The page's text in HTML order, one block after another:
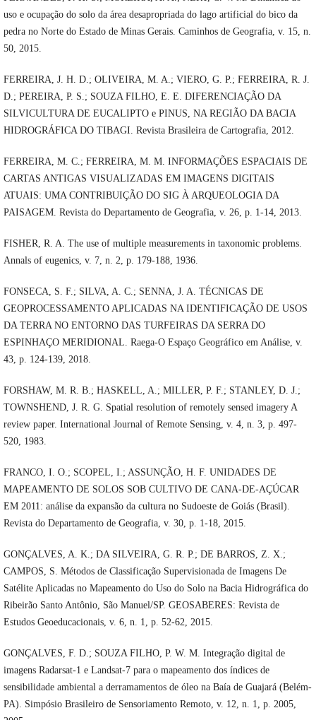
uso e ocupação do solo da área desapropriada do lago artificial do bico da
pedra no Norte do Estado de Minas Gerais. Caminhos de Geografia, v. 15, n.
50, 2015.
FERREIRA, J. H. D.; OLIVEIRA, M. A.; VIERO, G. P.; FERREIRA, R. J.
D.; PEREIRA, P. S.; SOUZA FILHO, E. E. DIFERENCIAÇÃO DA
SILVICULTURA DE EUCALIPTO e PINUS, NA REGIÃO DA BACIA
HIDROGRÁFICA DO TIBAGI. Revista Brasileira de Cartografia, 2012.
FERREIRA, M. C.; FERREIRA, M. M. INFORMAÇÕES ESPACIAIS DE
CARTAS ANTIGAS VISUALIZADAS EM IMAGENS DIGITAIS
ATUAIS: UMA CONTRIBUIÇÃO DO SIG À ARQUEOLOGIA DA
PAISAGEM. Revista do Departamento de Geografia, v. 26, p. 1-14, 2013.
FISHER, R. A. The use of multiple measurements in taxonomic problems.
Annals of eugenics, v. 7, n. 2, p. 179-188, 1936.
FONSECA, S. F.; SILVA, A. C.; SENNA, J. A. TÉCNICAS DE
GEOPROCESSAMENTO APLICADAS NA IDENTIFICAÇÃO DE USOS
DA TERRA NO ENTORNO DAS TURFEIRAS DA SERRA DO
ESPINHAÇO MERIDIONAL. Raega-O Espaço Geográfico em Análise, v.
43, p. 124-139, 2018.
FORSHAW, M. R. B.; HASKELL, A.; MILLER, P. F.; STANLEY, D. J.;
TOWNSHEND, J. R. G. Spatial resolution of remotely sensed imagery A
review paper. International Journal of Remote Sensing, v. 4, n. 3, p. 497-
520, 1983.
FRANCO, I. O.; SCOPEL, I.; ASSUNÇÃO, H. F. UNIDADES DE
MAPEAMENTO DE SOLOS SOB CULTIVO DE CANA-DE-AÇÚCAR
EM 2011: análise da expansão da cultura no Sudoeste de Goiás (Brasil).
Revista do Departamento de Geografia, v. 30, p. 1-18, 2015.
GONÇALVES, A. K.; DA SILVEIRA, G. R. P.; DE BARROS, Z. X.;
CAMPOS, S. Métodos de Classificação Supervisionada de Imagens De
Satélite Aplicadas no Mapeamento do Uso do Solo na Bacia Hidrográfica do
Ribeirão Santo Antônio, São Manuel/SP. GEOSABERES: Revista de
Estudos Geoeducacionais, v. 6, n. 1, p. 52-62, 2015.
GONÇALVES, F. D.; SOUZA FILHO, P. W. M. Integração digital de
imagens Radarsat-1 e Landsat-7 para o mapeamento dos índices de
sensibilidade ambiental a derramamentos de óleo na Baía de Guajará (Belém-
PA). Simpósio Brasileiro de Sensoriamento Remoto, v. 12, n. 1, p. 2005,